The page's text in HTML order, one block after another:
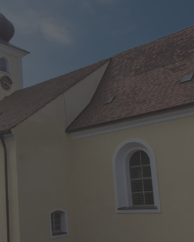
an der Nordwand
Jagdunfall der Martha von
Der Marmorepitaph an der
den 1686 verstorbenen
an der Route 10 des
unter